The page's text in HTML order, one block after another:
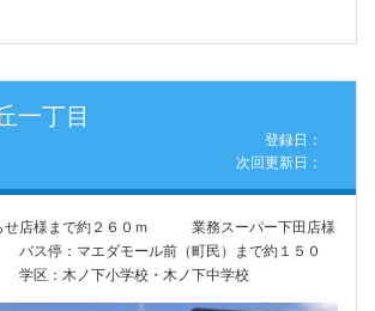
一丁目
登録日：
次回更新日：
せ店様まで約２６０ｍ 業務スーパー下田店様
ス停：マエダモール前（町民）まで約１５０
：木ノ下小学校・木ノ下中学校